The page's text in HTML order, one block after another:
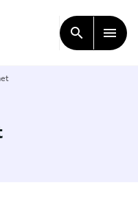
CONTENU
search menu